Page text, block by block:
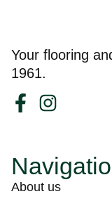
Your flooring
1961.
About us